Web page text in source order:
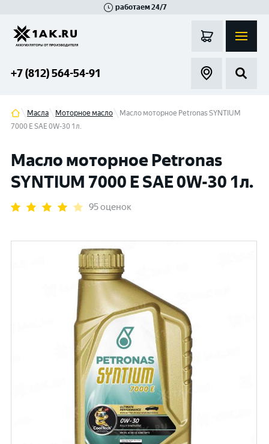
работаем 24/7
+7 (812) 564-54-91
Масла Моторное масло
Масло моторное Petronas SYNTIUM
7000 E SAE 0W-30 1л.
Масло моторное Petronas
SYNTIUM 7000 E SAE 0W-30 1л.
95 оценок
Гатчина